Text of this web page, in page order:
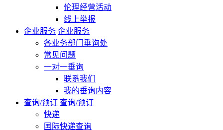
伦理经营活动
线上举报
企业服务 企业服务
各业务部门垂询处
常见问题
一对一垂询
联系我们
我的垂询内容
查询/预订 查询/预订
快递
国际快递查询